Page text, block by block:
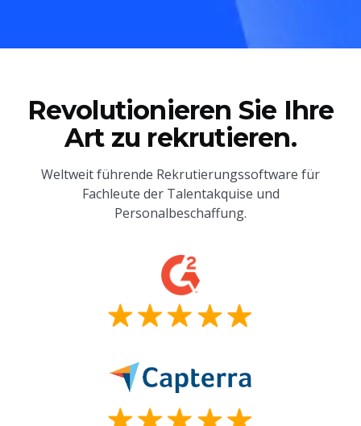
Revolutionieren Sie Ihre
Art zu rekrutieren.
Weltweit führende Rekrutierungssoftware für
Fachleute der Talentakquise und
Personalbeschaffung.